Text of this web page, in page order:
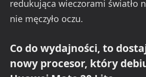
redukująca wieczorami światło
nie męczyło oczu.
Co do wydajności, to
nowy procesor, który